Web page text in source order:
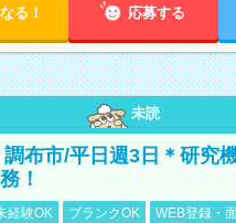
る！ 応募する
未読
布市/平日週3日＊研究
！
経験OK ブランクOK WEB登録・